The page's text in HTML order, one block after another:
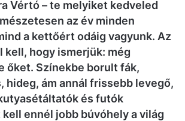
Vértó – te melyiket kedveled
az év minden
a kettőért odáig vagyunk. Az
kell, hogy ismerjük: még
őket. Színekbe borult fák,
hideg, ám annál frissebb levegő,
és futók
ennél jobb búvóhely a világ